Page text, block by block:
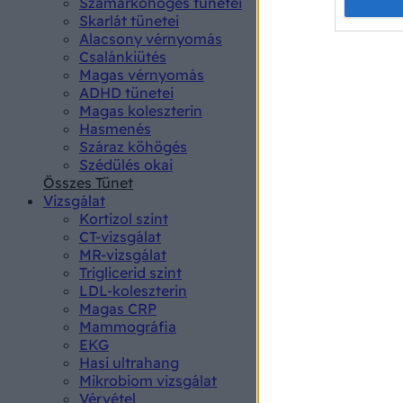
Skarlát tünetei
Alacsony vérnyomás
Csalánkiütés
Magas vérnyomás
ADHD tünetei
Magas koleszterin
Hasmenés
Száraz köhögés
Szédülés okai
Összes Tünet
Vizsgálat
Kortizol szint
CT-vizsgálat
MR-vizsgálat
Triglicerid szint
LDL-koleszterin
Magas CRP
Mammográfia
EKG
Hasi ultrahang
Mikrobiom vizsgálat
Vérvétel